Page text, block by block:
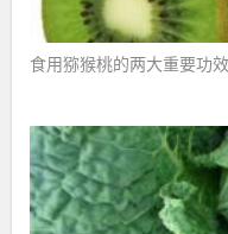
食用猕猴桃的两大重要功